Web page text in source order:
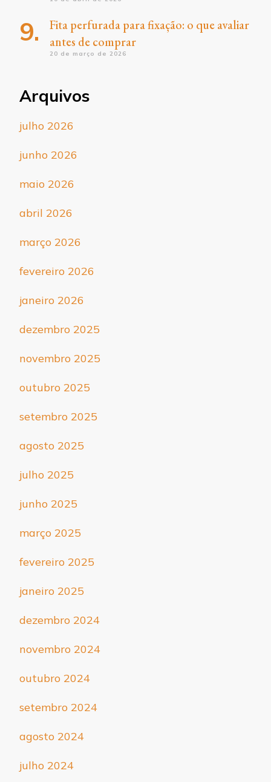
Fita perfurada para fixação: o que avaliar
antes de comprar
20 de março de 2026
Arquivos
julho 2026
junho 2026
maio 2026
abril 2026
março 2026
fevereiro 2026
janeiro 2026
dezembro 2025
novembro 2025
outubro 2025
setembro 2025
agosto 2025
julho 2025
junho 2025
março 2025
fevereiro 2025
janeiro 2025
dezembro 2024
novembro 2024
outubro 2024
setembro 2024
agosto 2024
julho 2024